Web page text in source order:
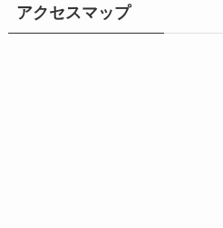
アクセスマップ